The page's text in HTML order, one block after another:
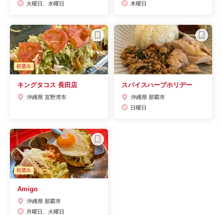
火曜日、水曜日
木曜日
初選出
キングタコス 長田店
沖縄県 宜野湾市
スパイスハーブホリデー
沖縄県 那覇市
日曜日
初選出
Amigo
沖縄県 那覇市
月曜日、火曜日